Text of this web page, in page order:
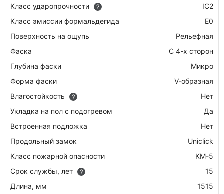
Класс ударопрочности
?
IC2
Класс эмиссии формальдегида
E0
Поверхность на ощупь
Рельефная
Фаска
С 4-х сторон
Глубина фаски
Микро
Форма фаски
V-образная
Влагостойкость
?
Нет
Укладка на пол c подогревом
Да
Встроенная подложка
Нет
Продольный замок
Uniclick
Класс пожарной опасности
КМ-5
Срок службы, лет
?
15
Длина, мм
1515